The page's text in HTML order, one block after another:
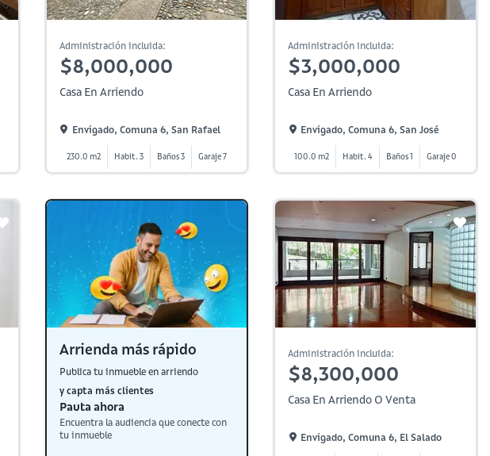
Administración incluida:
$8,000,000
Casa En Arriendo
Envigado, Comuna 6, San Rafael
230.0 m2 Habit. 3 Baños 3 Garaje 7
Administración incluida:
$3,000,000
Casa En Arriendo
Envigado, Comuna 6, San José
100.0 m2 Habit. 4 Baños 1 Garaje 0
Arrienda más rápido
Publica tu inmueble en arriendo
y capta más clientes
Pauta ahora
Encuentra la audiencia que conecte con
tu inmueble
Administración incluida:
$8,300,000
Casa En Arriendo O Venta
Envigado, Comuna 6, El Salado